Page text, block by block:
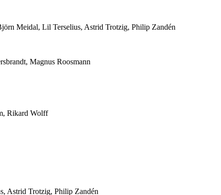
Meidal, Lil Terselius, Astrid Trotzig, Philip Zandén
Magnus Roosmann
Rikard Wolff
Astrid Trotzig, Philip Zandén